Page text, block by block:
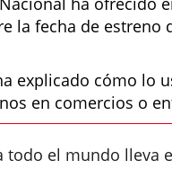
la fecha de estreno
explicado cómo lo
en comercios o
todo el mundo lleva